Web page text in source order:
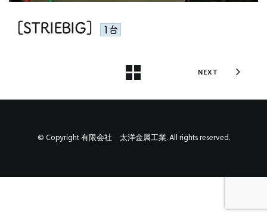
［STRIEBIG］ 1台
NEXT
© Copyright 有限会社 太洋金属工業. All rights reserved.